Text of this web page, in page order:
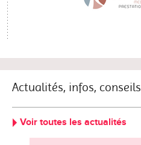
Actualités, infos, conseils
Voir toutes les actualités